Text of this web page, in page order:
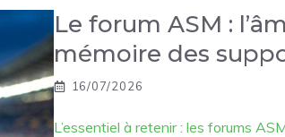
Le forum ASM :
mémoire des
16/07/2026
L’essentiel à retenir : les forums